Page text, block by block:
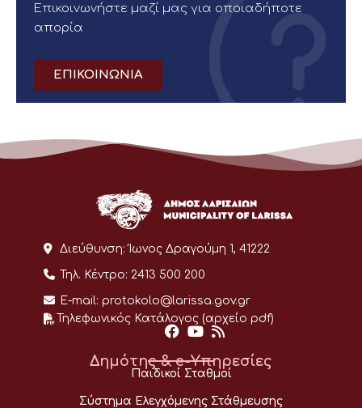
Επικοινωνήστε μαζί μας για οποιαδήποτε
απορία
ΕΠΙΚΟΙΝΩΝΙΑ
Διεύθυνση: Ίωνος Δραγούμη 1, 41222
Τηλ. Κέντρο: 2413 500 200
E-mail: protokolo@larissa.gov.gr
Τηλεφωνικός Κατάλογος (αρχείο pdf)
Δημότης & e-Υπηρεσίες
Παιδικοί Σταθμοί
Σύστημα Ελεγχόμενης Στάθμευσης